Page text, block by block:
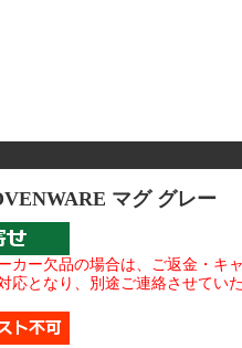
マグ グレー
カー欠品の場合は、ご返金・キ
応となり、別途ご連絡させていた